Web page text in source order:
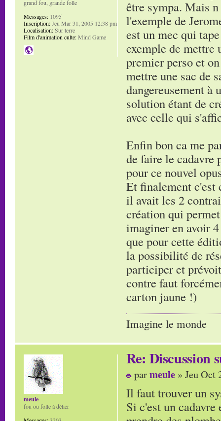
être sympa. Mais
l'exemple de
est un mec qui
exemple de mettre
premier perso et
mettre une sac de
dangereusement à
solution étant de
avec celle qui
Enfin bon ca me
de faire le cadavre
pour ce nouvel
Et finalement c'est
il avait les 2
création qui
imaginer en avoir
que pour cette
la possibilité de
participer et
contre faut
carton jaune !)
Imagine le monde
grand fou, grande folle
Messages: 1095
Inscription:Jeu Mar 31, 2005 12:38 pm
Localisation:Sur terre
Film d'animation culte:Mind Game
Re: Discussion
parmeule » Jeu Oct
Il faut trouver un
Si c'est un cadavre
meule
fou ou folle à délier